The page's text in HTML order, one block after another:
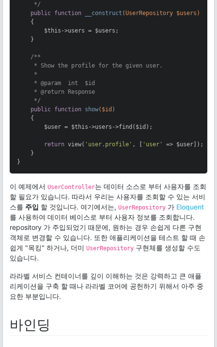
     */
public function __construct (UserRepository $users)
{
        $this->users = $users;
    }
/**
     * Show the profile for the given user.
     *
     *
@param
  int  $id
     *
@return Response
     */
public function show($id)
{
        $user = $this->users->find($id);
return view( 'user.profile' , [ 'user'
=> $user]);
    }
}
이 예제에서 UserController는 데이터 소스로 부터 사용자를 조회
할 필요가 있습니다. 따라서 우리는 사용자를 조회할 수 있는 서비
스를 주입 할 것입니다. 여기에서는, UserRepository 가 Eloquent
를 사용하여 데이터 베이스로 부터 사용자 정보를 조회합니다.
repository 가 주입되었기 때문에, 원하는 경우 손쉽게 다른 구현
객체로 변경할 수 있습니다. 또한 애플리케이션을 테스트 할 때 손
쉽게 "목킹" 하거나, 더미 UserRepository 구현체를 생성할 수도
있습니다.
라라벨 서비스 컨테이너를 깊이 이해하는 것은 강력하고 큰 애플
리케이션을 구축 할 때나 라라벨 코어에 공헌하기 위해서 아주 중
요한 부분입니다.
바인딩